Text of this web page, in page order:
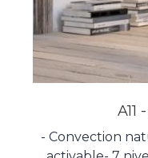
A11
- Convection